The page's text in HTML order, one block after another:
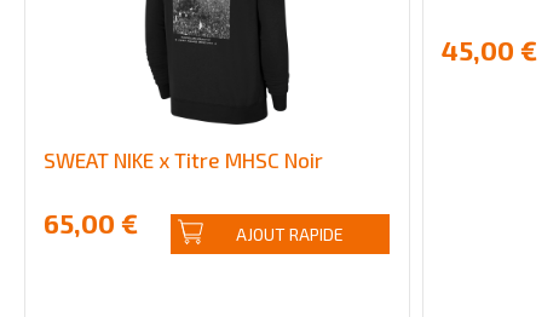
SWEAT NIKE x Titre MHSC Noir
65,00 € AJOUT RAPIDE
45,00 €